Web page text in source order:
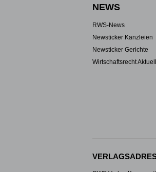
NEWS
RWS-News
Newsticker Kanzleien
Newsticker Gerichte
Wirtschaftsrecht Aktuell